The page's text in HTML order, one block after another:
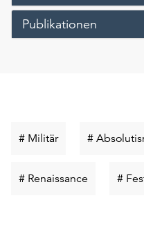
Publikationen
# MilitärSchlüsselwort
#
# Renaissance
#